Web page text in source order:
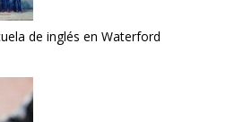
de inglés en Waterford